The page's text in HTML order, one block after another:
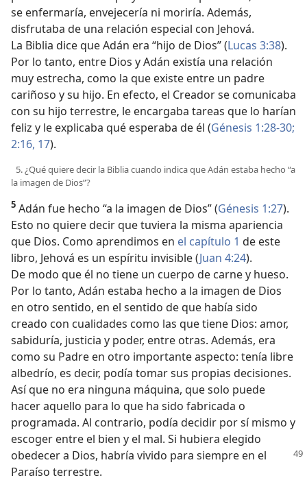
se enfermaría, envejecería ni moriría. Además,
disfrutaba de una relación especial con Jehová.
La Biblia dice que Adán era “hijo de Dios” (Lucas 3:38).
Por lo tanto, entre Dios y Adán existía una relación
muy estrecha, como la que existe entre un padre
cariñoso y su hijo. En efecto, el Creador se comunicaba
con su hijo terrestre, le encargaba tareas que lo harían
feliz y le explicaba qué esperaba de él (Génesis 1:28-30;
2:16, 17).
5. ¿Qué quiere decir la Biblia cuando indica que Adán estaba hecho “a
la imagen de Dios”?
5 Adán fue hecho “a la imagen de Dios” (Génesis 1:27).
Esto no quiere decir que tuviera la misma apariencia
que Dios. Como aprendimos en el capítulo 1 de este
libro, Jehová es un espíritu invisible (Juan 4:24).
De modo que él no tiene un cuerpo de carne y hueso.
Por lo tanto, Adán estaba hecho a la imagen de Dios
en otro sentido, en el sentido de que había sido
creado con cualidades como las que tiene Dios: amor,
sabiduría, justicia y poder, entre otras. Además, era
como su Padre en otro importante aspecto: tenía libre
albedrío, es decir, podía tomar sus propias decisiones.
Así que no era ninguna máquina, que solo puede
hacer aquello para lo que ha sido fabricada o
programada. Al contrario, podía decidir por sí mismo y
escoger entre el bien y el mal. Si hubiera elegido
obedecera Dios, habría vivido para siempre en el
Paraíso terrestre.